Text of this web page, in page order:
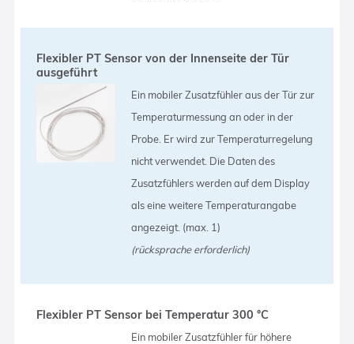
Flexibler PT Sensor von der Innenseite der Tür
ausgeführt
Ein mobiler Zusatzfühler aus der Tür zur
Temperaturmessung an oder in der
Probe. Er wird zur Temperaturregelung
nicht verwendet. Die Daten des
Zusatzfühlers werden auf dem Display
als eine weitere Temperaturangabe
angezeigt. (max. 1)
(rücksprache erforderlich)
Flexibler PT Sensor bei Temperatur 300 °C
Ein mobiler Zusatzfühler für höhere